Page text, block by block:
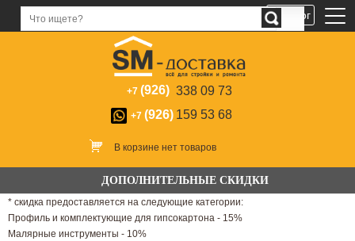
+7 (926) 338 09 73
+7 (926) 159 53 68
В корзине нет товаров
ДОПОЛНИТЕЛЬНЫЕ СКИДКИ
* скидка предоставляется на следующие категории:
Профиль и комплектующие для гипсокартона - 15%
Малярные инструменты - 10%
Каталог